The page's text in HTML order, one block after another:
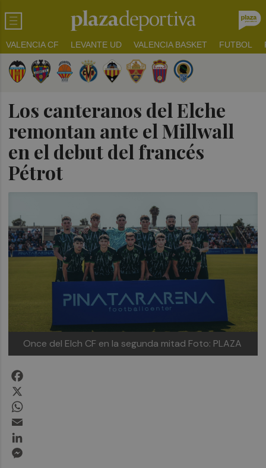
VALENCIA CF LEVANTE UD VALENCIA BASKET FUTBOL
Los canteranos del Elche
remontan ante el Millwall
en el debut del francés
Pétrot
Once del Elch CF en la segunda mitad Foto: PLAZA